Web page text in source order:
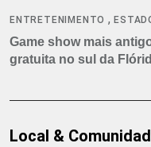
ENTRETENIMENTO ,
Game show mais
gratuita no sul da
Local &